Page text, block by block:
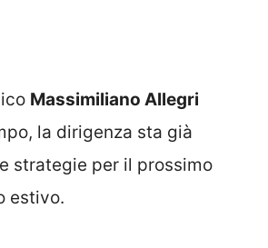
Massimiliano Allegri
la dirigenza sta già
strategie per il prossimo
estivo.